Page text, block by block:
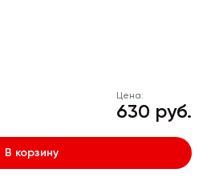
Цена:
630 руб.
В корзину